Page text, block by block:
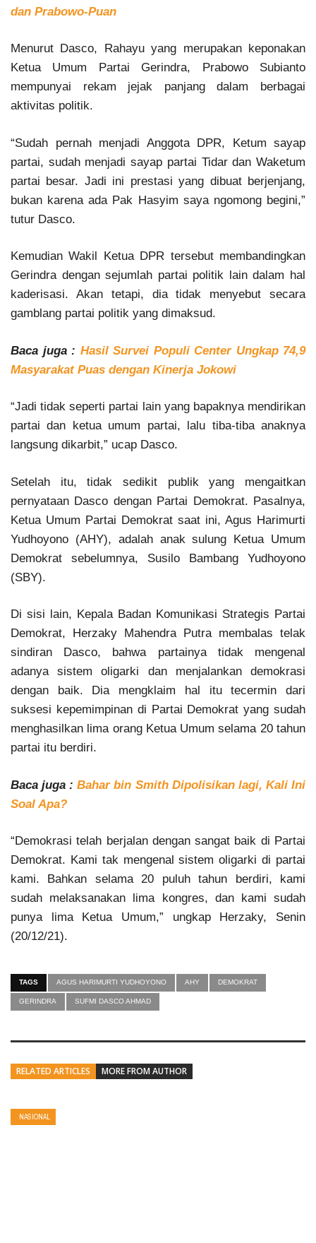
dan Prabowo-Puan
Menurut Dasco, Rahayu yang merupakan keponakan
Ketua Umum Partai Gerindra, Prabowo Subianto
mempunyai rekam jejak panjang dalam berbagai
aktivitas politik.
“Sudah pernah menjadi Anggota DPR, Ketum sayap
partai, sudah menjadi sayap partai Tidar dan Waketum
partai besar. Jadi ini prestasi yang dibuat berjenjang,
bukan karena ada Pak Hasyim saya ngomong begini,”
tutur Dasco.
Kemudian Wakil Ketua DPR tersebut membandingkan
Gerindra dengan sejumlah partai politik lain dalam hal
kaderisasi. Akan tetapi, dia tidak menyebut secara
gamblang partai politik yang dimaksud.
Baca juga : Hasil Survei Populi Center Ungkap 74,9
Masyarakat Puas dengan Kinerja Jokowi
“Jadi tidak seperti partai lain yang bapaknya mendirikan
partai dan ketua umum partai, lalu tiba-tiba anaknya
langsung dikarbit,” ucap Dasco.
Setelah itu, tidak sedikit publik yang mengaitkan
pernyataan Dasco dengan Partai Demokrat. Pasalnya,
Ketua Umum Partai Demokrat saat ini, Agus Harimurti
Yudhoyono (AHY), adalah anak sulung Ketua Umum
Demokrat sebelumnya, Susilo Bambang Yudhoyono
(SBY).
Di sisi lain, Kepala Badan Komunikasi Strategis Partai
Demokrat, Herzaky Mahendra Putra membalas telak
sindiran Dasco, bahwa partainya tidak mengenal
adanya sistem oligarki dan menjalankan demokrasi
dengan baik. Dia mengklaim hal itu tecermin dari
suksesi kepemimpinan di Partai Demokrat yang sudah
menghasilkan lima orang Ketua Umum selama 20 tahun
partai itu berdiri.
Baca juga :Bahar bin Smith Dipolisikan lagi, Kali Ini
Soal Apa?
“Demokrasi telah berjalan dengan sangat baik di Partai
Demokrat. Kami tak mengenal sistem oligarki di partai
kami. Bahkan selama 20 puluh tahun berdiri, kami
sudah melaksanakan lima kongres, dan kami sudah
punya lima Ketua Umum,” ungkap Herzaky, Senin
(20/12/21).
TAGS AGUS HARIMURTI YUDHOYONO AHY DEMOKRAT
GERINDRA SUFMI DASCO AHMAD
RELATED ARTICLES MORE FROM AUTHOR
NASIONAL